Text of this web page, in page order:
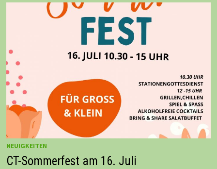
NEUIGKEITEN
CT-Sommerfest am 16. Juli